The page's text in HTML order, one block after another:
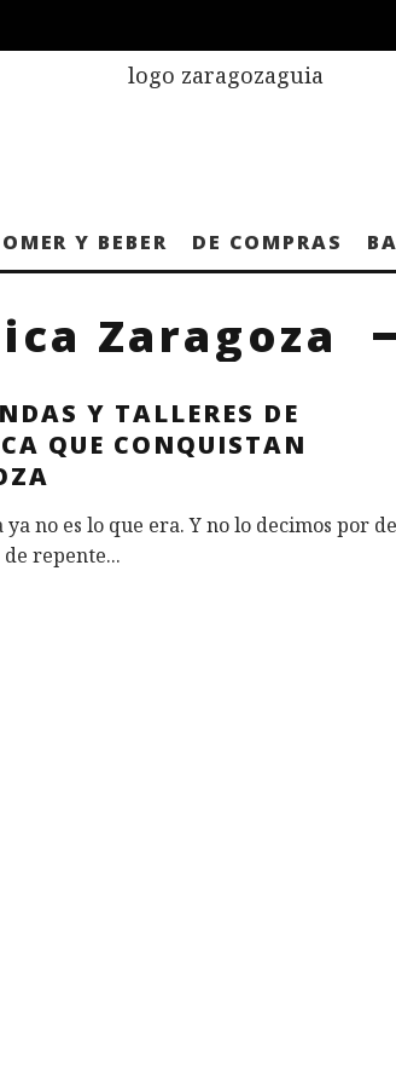
Y BEBER DE COMPRAS
Zaragoza
Y TALLERES DE
QUE CONQUISTAN
no es lo que era. Y no lo decimos por
repente...